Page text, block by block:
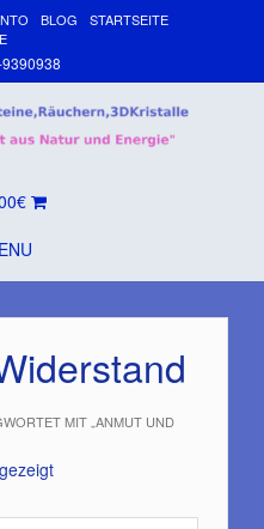
BLOG
STARTSEITE
MIT „ANMUT UND